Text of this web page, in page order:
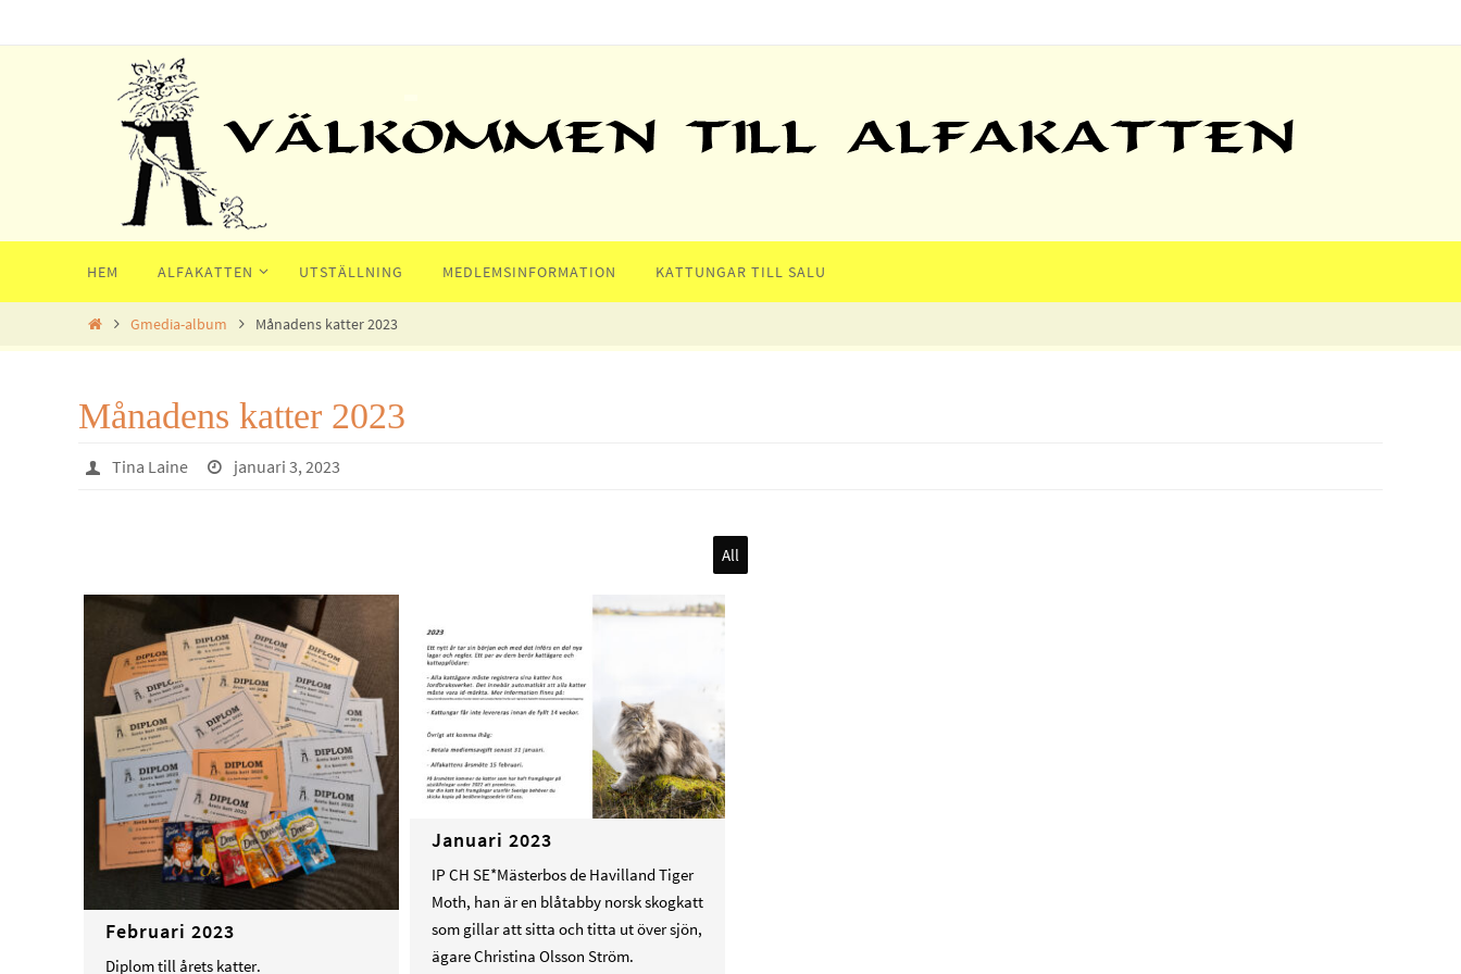
till
innehållet
HEM ALFAKATTEN UTSTÄLLNING MEDLEMSINFORMATION KATTUNGAR TILL SALU
HomeGmedia-album Månadens katter 2023
Månadens katter 2023
Tina Laine januari 3, 2023
All
Februari 2023
Diplom till årets katter.
Januari 2023
IP CH SE*Mästerbos de Havilland Tiger
Moth, han är en blåtabby norsk skogkatt
som gillar att sitta och titta ut över sjön,
ägare Christina Olsson Ström.